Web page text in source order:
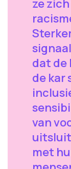
ze
dat de
de kar
van
met